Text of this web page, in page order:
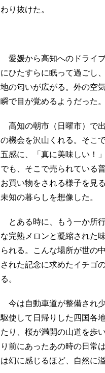
わり抜けた。
愛媛から高知へのドライ
にひたすらに眠って過ごし
地の匂いが広がる。外の空
瞬で目が覚めるようだった。
高知の朝市（日曜市）で
の機会を沢山くれる。そこ
五感に、「真に美味しい！
でも、そこで売られている
お買い物をされる様子を見
未知の暮らしを想像した。
とある時に、もう一か所
な完熟メロンと凝縮された
られる。こんな場所が世の
された記念に求めたイチゴ
る。
今は自動車道が整備され
駆使して日帰りした四国各
たり、桜が満開の山道を歩
り前にあったあの時の日常
は幻に感じるほど、自然に